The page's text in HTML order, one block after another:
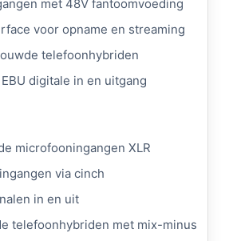
met 48V fantoomvoeding
voor opname en streaming
telefoonhybriden
digitale in en uitgang
microfooningangen XLR
via cinch
in en uit
telefoonhybriden met mix-minus